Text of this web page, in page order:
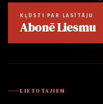
KĻŪSTI PAR LASĪTĀJU
Abonē Liesmu
LIETOTĀJIEM